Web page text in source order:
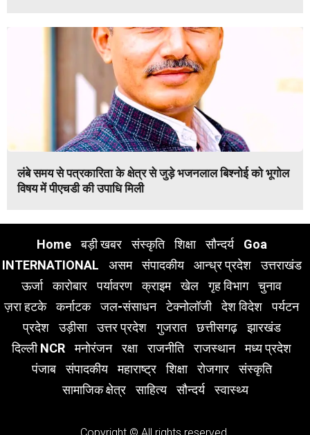
लंबे समय से पत्रकारिता के क्षेत्र से जुड़े भजनलाल बिश्नोई को भूगोल
विषय में पीएचडी की उपाधि मिली
Home बड़ी खबर संस्कृति शिक्षा सौन्दर्य
Goa
INTERNATIONAL
असम संपादकीय आन्ध्र प्रदेश
उत्तराखंड
ऊर्जा
कारोबार पर्यावरण क्राइम खेल गृह विभाग
चुनाव
ज़रा हटके
कर्नाटक जल-संसाधन टेक्नोलॉजी देश विदेश
पर्यटन
प्रदेश
उड़ीसा उत्तर प्रदेश गुजरात छत्तीसगढ़
झारखंड
दिल्ली NCR
मनोरंजन रक्षा राजनीति राजस्थान
मध्य प्रदेश
पंजाब
संपादकीय महाराष्ट्र शिक्षा रोजगार
संस्कृति
सामाजिक क्षेत्र
साहित्य सौन्दर्य स्वास्थ्य